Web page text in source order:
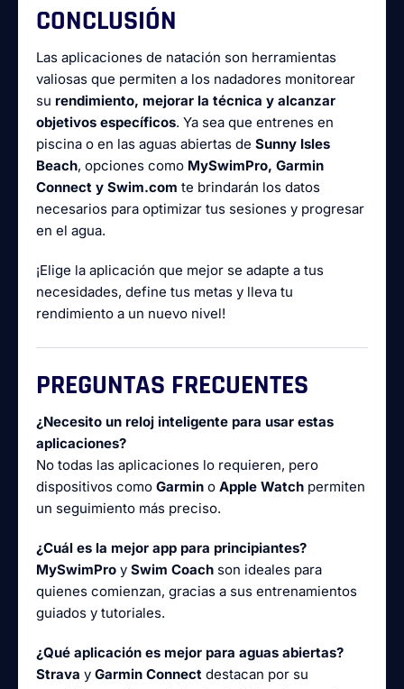
CONCLUSIÓN
Las aplicaciones de natación son herramientas
valiosas que permiten a los nadadores monitorear
su rendimiento, mejorar la técnica y alcanzar
objetivos específicos. Ya sea que entrenes en
piscina o en las aguas abiertas de Sunny Isles
Beach, opciones como MySwimPro, Garmin
Connect y Swim.com te brindarán los datos
necesarios para optimizar tus sesiones y progresar
en el agua.
¡Elige la aplicación que mejor se adapte a tus
necesidades, define tus metas y lleva tu
rendimiento a un nuevo nivel!
PREGUNTAS FRECUENTES
¿Necesito un reloj inteligente para usar estas
aplicaciones?
No todas las aplicaciones lo requieren, pero
dispositivos como Garmin o Apple Watch permiten
un seguimiento más preciso.
¿Cuál es la mejor app para principiantes?
MySwimPro y Swim Coach son ideales para
quienes comienzan, gracias a sus entrenamientos
guiados y tutoriales.
¿Qué aplicación es mejor para aguas abiertas?
Strava y Garmin Connect destacan por su